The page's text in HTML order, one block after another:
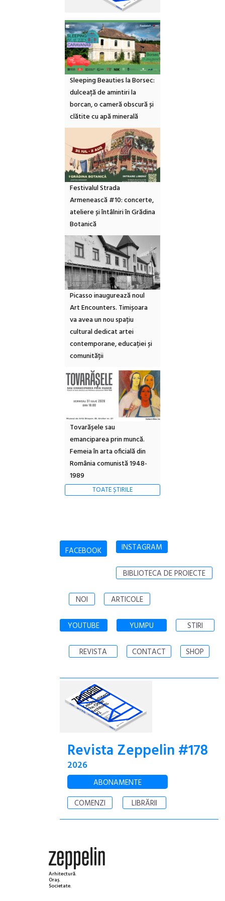
Sleeping Beauties la Borsec:
dulceață de amintiri la
borcan, o cameră obscură și
clătite cu apă minerală
Festivalul Strada
Armenească #10: concerte,
ateliere și întâlniri în Grădina
Botanică
Picasso inaugurează noul
Art Encounters. Timișoara
va avea un nou spațiu
cultural dedicat artei
contemporane, educației și
comunității
Tovarășele sau
emanciparea prin muncă.
Femeia în arta oficială din
România comunistă 1948-
1989
TOATE ȘTIRILE
FACEBOOK INSTAGRAM
BIBLIOTECA DE PROIECTE
NOI ARTICOLE
YOUTUBE YUMPU STIRI
REVISTA CONTACT SHOP
Revista Zeppelin #178
2026
ABONAMENTE
COMENZI
LIBRĂRII
Arhitectură.
Oraș.
Societate.